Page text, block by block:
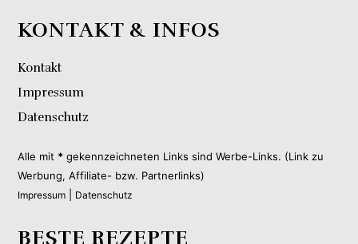
KONTAKT & INFOS
Kontakt
Impressum
Datenschutz
Alle mit * gekennzeichneten Links sind Werbe-Links. (Link zu
Werbung, Affiliate- bzw. Partnerlinks)
Impressum Datenschutz
BESTE REZEPTE